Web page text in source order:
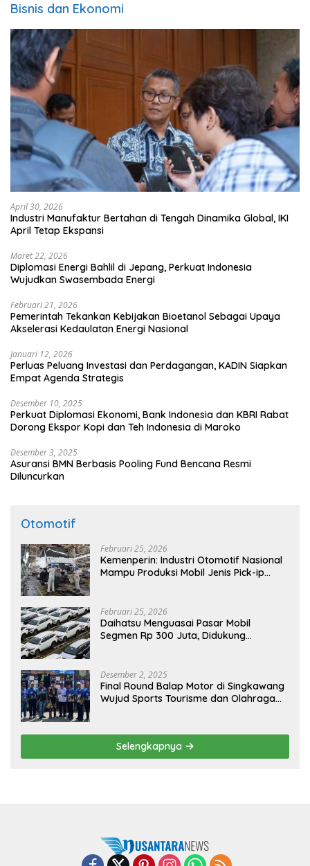
Bisnis dan Ekonomi
April 30, 2026
Industri Manufaktur Bertahan di Tengah Dinamika Global, IKI
April Tetap Ekspansi
Maret 22, 2026
Diplomasi Energi Bahlil di Jepang, Perkuat Indonesia
Wujudkan Swasembada Energi
Februari 21, 2026
Pemerintah Tekankan Kebijakan Bioetanol Sebagai Upaya
Akselerasi Kedaulatan Energi Nasional
Januari 12, 2026
Perluas Peluang Investasi dan Perdagangan, KADIN Siapkan
Empat Agenda Strategis
Desember 10, 2025
Perkuat Diplomasi Ekonomi, Bank Indonesia dan KBRI Rabat
Dorong Ekspor Kopi dan Teh Indonesia di Maroko
Desember 3, 2025
Asuransi BMN Berbasis Pooling Fund Bencana Resmi
Diluncurkan
Otomotif
Februari 25, 2026
Kemenperin: Industri Otomotif Nasional
Mampu Produksi Mobil Jenis Pick-ip
Februari 25, 2026
Daihatsu Menguasai Pasar Mobil
Segmen Rp 300 Juta, Didukung
Desember 2, 2025
Final Round Balap Motor di Singkawang
Wujud Sports Tourisme dan Olahraga
Selengkapnya